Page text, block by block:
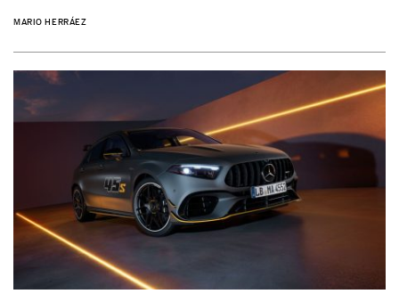
MARIO HERRÁEZ